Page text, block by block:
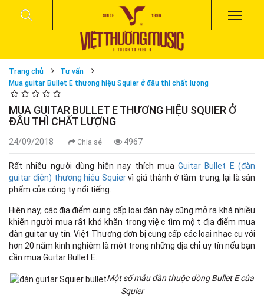
Trang chủ
Tư vấn
Mua guitar Bullet E thương hiệu Squier ở đâu thì chất lượng
MUA GUITAR BULLET E THƯƠNG HIỆU SQUIER Ở
ĐÂU THÌ CHẤT LƯỢNG
24/09/2018 Chia sẻ 4967
Rất nhiều người dùng hiện nay thích muaGuitar Bullet E (đàn
guitar điện) thương hiệu Squiervì giá thành ở tầm trung, lại là sản
phẩm của công ty nổi tiếng.
Hiện nay, các địa điểm cung cấp loại đàn này cũng mở ra khá nhiều
khiến người mua rất khó khăn trong việc tìm một địa điểm mua
đàn guitar uy tín. Việt Thương đơn bị cung cấp các loại nhạc cụ với
hơn 20 năm kinh nghiệm là một trong những địa chỉ uy tín nếu bạn
cần mua Guitar Bullet E.
Một số mẫu đàn thuộc dòng Bullet E của
Squier